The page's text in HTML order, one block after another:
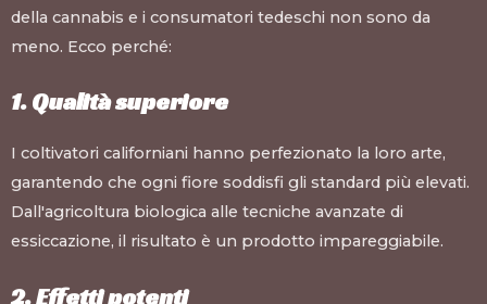
della cannabis e i consumatori tedeschi non sono da
meno. Ecco perché:
1. Qualità superiore
I coltivatori californiani hanno perfezionato la loro arte,
garantendo che ogni fiore soddisfi gli standard più elevati.
Dall'agricoltura biologica alle tecniche avanzate di
essiccazione, il risultato è un prodotto impareggiabile.
2. Effetti potenti